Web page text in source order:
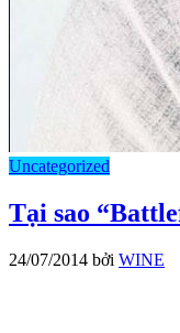
Uncategorized
Tại sao
24/07/2014 bởi WINE